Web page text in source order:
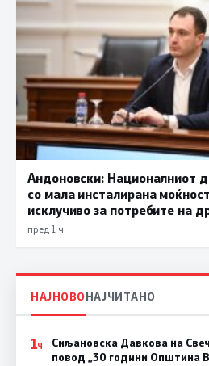
Андоновски: Националниот
со мала инсталирана
исклучиво за потребите на
пред 1 ч.
НАЈНОВОНАЈЧИТАНО
1Ч
Сиљановска Давкова на
повод „30 години Општина